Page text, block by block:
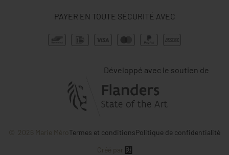
PAYER EN TOUTE SÉCURITÉ AVEC
Développé avec le soutien de
© 2026 Marie Méro Termes et conditionsPolitique de confidentialité
Créé par